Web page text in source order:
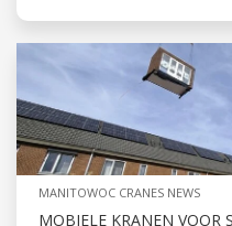
MANITOWOC CRANES NEWS
MOBIELE KRANEN VOOR